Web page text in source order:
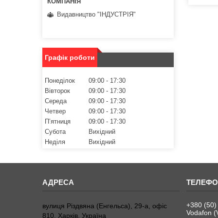
Видавництво "ІНДУСТРІЯ"
Графік роботи
Понеділок 09:00
17:30
Вівторок
09:00
17:30
Середа
09:00
17:30
Четвер
09:00
17:30
Пʼятниця
09:00
17:30
Субота
Вихідний
Неділя
Вихідний
вулиця Різдвяна (Енгельса), 29-а, офіс
810, Харків, Україна
+380
Vodafon